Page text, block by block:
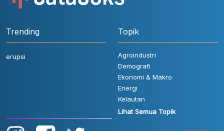
Trending
erupsi
Topik
Agroindustri
Demografi
Ekonomi & Makro
Energi
Kelautan
Lihat Semua Topik